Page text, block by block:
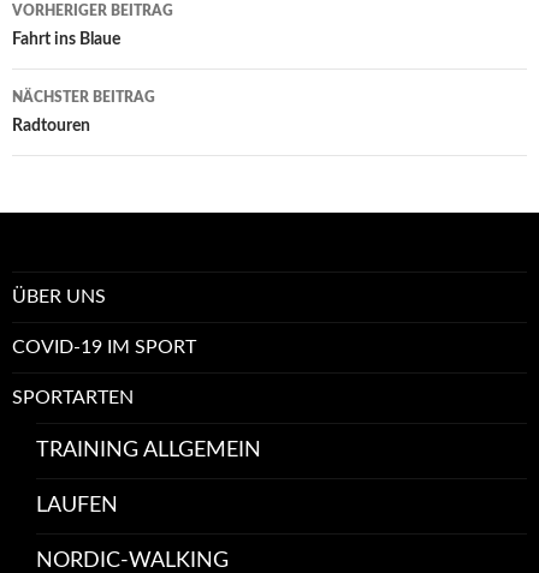
Navigation
VORHERIGER BEITRAG
Fahrt ins Blaue
NÄCHSTER BEITRAG
Radtouren
ÜBER UNS
COVID-19 IM SPORT
SPORTARTEN
TRAINING ALLGEMEIN
LAUFEN
NORDIC-WALKING